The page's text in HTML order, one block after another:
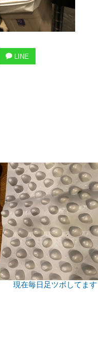
LINE
現在毎日足ツボしてます